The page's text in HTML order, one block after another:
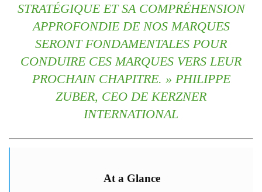
STRATÉGIQUE ET SA COMPRÉHENSION
APPROFONDIE DE NOS MARQUES
SERONT FONDAMENTALES POUR
CONDUIRE CES MARQUES VERS LEUR
PROCHAIN CHAPITRE. » PHILIPPE
ZUBER, CEO DE KERZNER
INTERNATIONAL
At a Glance